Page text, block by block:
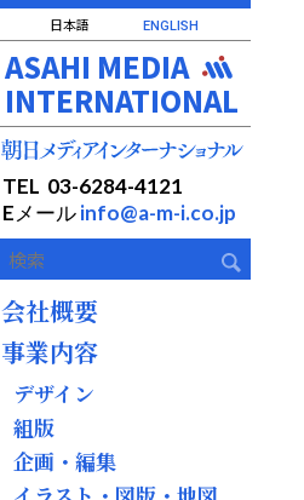
日本語 ENGLISH
ASAHI MEDIA
INTERNATIONAL
TEL 03-6284-4121
Eメールinfo@a-m-i.co.jp
会社概要
事業内容
デザイン
組版
企画・編集